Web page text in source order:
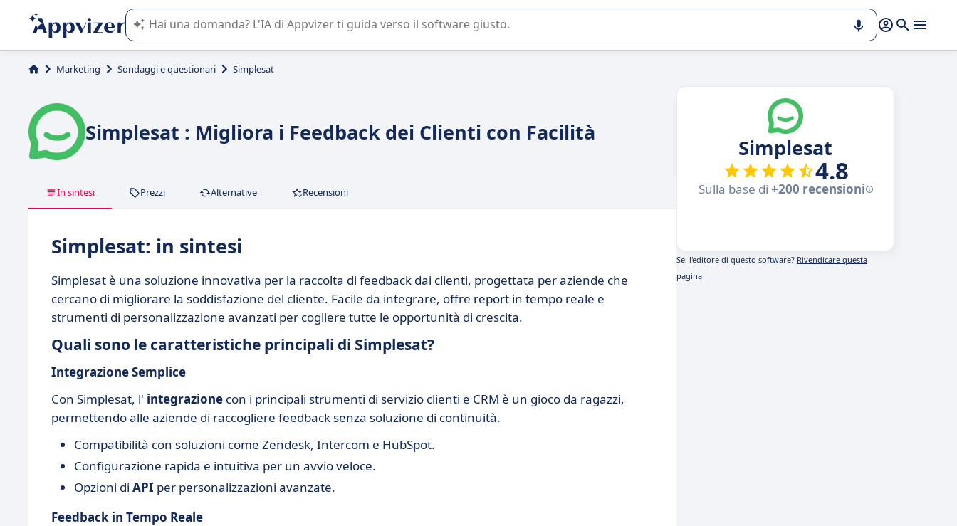
L'IA di Appvizer vi guida nell'utilizzo o nella scelta di un software SaaS per la vostra azienda.
Marketing Sondaggi e questionari Simplesat
Simplesat : Migliora i Feedback dei Clienti con Facilità
In sintesi Prezzi Alternative Recensioni
Simplesat: in sintesi
Simplesat è una soluzione innovativa per la raccolta di feedback dai clienti, progettata per aziende che
cercano di migliorare la soddisfazione del cliente. Facile da integrare, offre report in tempo reale e
strumenti di personalizzazione avanzati per cogliere tutte le opportunità di crescita.
Quali sono le caratteristiche principali di Simplesat?
Integrazione Semplice
Con Simplesat, l' integrazione con i principali strumenti di servizio clienti e CRM è un gioco da ragazzi,
permettendo alle aziende di raccogliere feedback senza soluzione di continuità.
Compatibilità con soluzioni come Zendesk, Intercom e HubSpot.
Configurazione rapida e intuitiva per un avvio veloce.
Opzioni di API per personalizzazioni avanzate.
Feedback in Tempo Reale
Simplesat
4.8
Sulla base di +200 recensioni
Sei l'editore di questo software? Rivendicare questa
pagina